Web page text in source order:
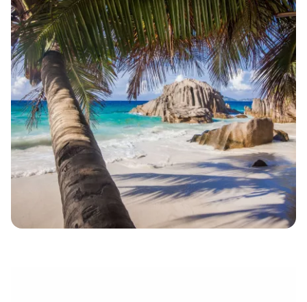
Pokračovať na Facebooku
Pokračovať s e-mailom